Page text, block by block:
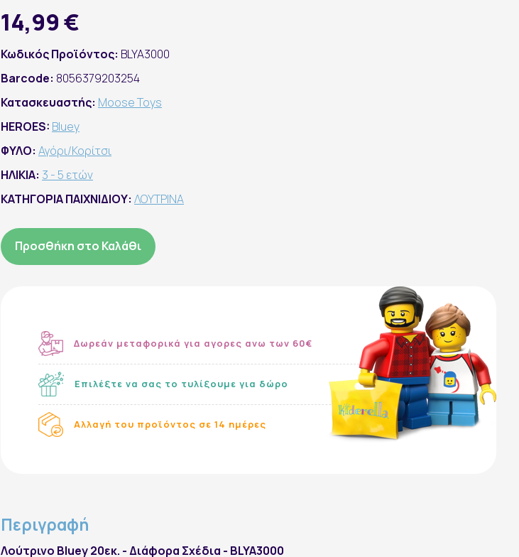
14,99 €
Κωδικός Προϊόντος: BLYA3000
Barcode: 8056379203254
Κατασκευαστής: Moose Toys
HEROES: Bluey
ΦΥΛΟ: Αγόρι/Κορίτσι
ΗΛΙΚΙΑ: 3 - 5 ετών
ΚΑΤΗΓΟΡΙΑ ΠΑΙΧΝΙΔΙΟΥ: ΛΟΥΤΡΙΝΑ
Προσθήκη στο Καλάθι
Δωρεάν μεταφορικά για αγορες ανω των 60€
Επιλέξτε να σας το τυλίξουμε για δώρο
Αλλαγή του προϊόντος σε 14 ημέρες
Περιγραφή
Λούτρινο Bluey 20εκ. - Διάφορα Σχέδια - BLYA3000